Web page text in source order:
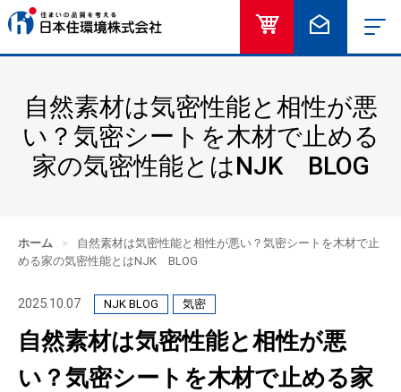
オンラインショ
自然素材は気密性能と相性が悪
い？気密シートを木材で止める
家の気密性能とはNJK BLOG
ホーム >
自然素材は気密性能と相性が悪い？気密シートを木材で止
める家の気密性能とはNJK BLOG
2025.10.07 NJK BLOG 気密
自然素材は気密性能と相性が悪
い？気密シートを木材で止める家